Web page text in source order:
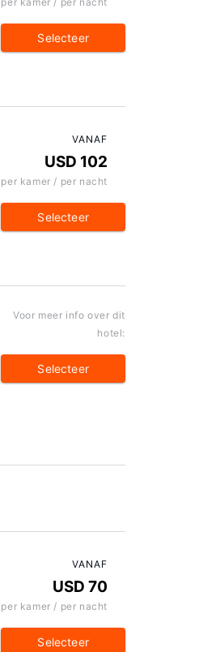
Selecteer
VANAF
USD 102
per kamer / per nacht
Selecteer
Voor meer info over dit
hotel:
Selecteer
VANAF
USD 70
per kamer / per nacht
Selecteer